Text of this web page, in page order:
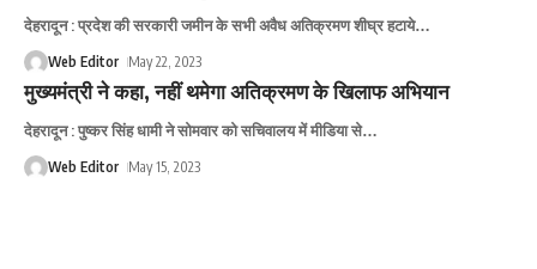
देहरादून : प्रदेश की सरकारी जमीन के सभी अवैध अतिक्रमण शीघ्र हटाये…
Web Editor May 22, 2023
मुख्‍यमंत्री ने कहा, नहीं थमेगा अतिक्रमण के खिलाफ अभियान
देहरादून : पुष्कर सिंह धामी ने सोमवार को सचिवालय में मीडिया से…
Web Editor May 15, 2023